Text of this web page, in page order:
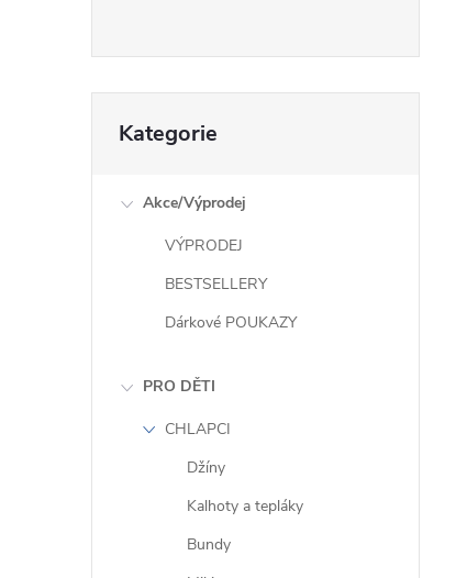
a
kategorie
Kategorie
Akce/Výprodej
VÝPRODEJ
BESTSELLERY
Dárkové POUKAZY
PRO DĚTI
CHLAPCI
Džíny
Kalhoty a tepláky
Bundy